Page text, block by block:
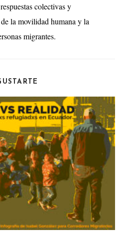
colectivas y
la movilidad humana y la
migrantes.